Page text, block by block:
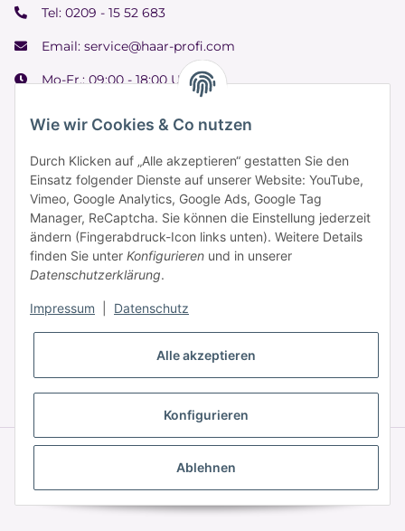
Wie wir Cookies & Co nutzen
Durch Klicken auf „Alle akzeptieren“ gestatten Sie den
Einsatz folgender Dienste auf unserer Website: YouTube,
Vimeo, Google Analytics, Google Ads, Google Tag
Manager, ReCaptcha. Sie können die Einstellung jederzeit
ändern (Fingerabdruck-Icon links unten). Weitere Details
finden Sie unter Konfigurieren und in unserer
Datenschutzerklärung.
Impressum Datenschutz
Alle akzeptieren
Konfigurieren
Ablehnen
Tel: 0209 - 15 52 683
Email: service@haar-profi.com
Mo-Fr.: 09:00 - 18:00 Uhr
Samstag: 09:00 - 15:00 Uhr
Informationen
Zahlung & Versand
© © 2025 HAAR PROFI – A brand of Novon Professional GmbH
JTL-Shop|FIRE JTL-Shop Template